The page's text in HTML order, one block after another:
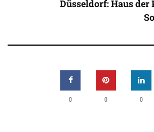
Düsseldorf: Haus
0 0 0